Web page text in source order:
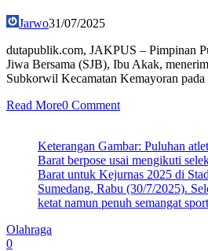
Jarwo31/07/2025
dutapublik.com, JAKPUS – Pimpinan
Jiwa Bersama (SJB), Ibu Akak,
Subkorwil Kecamatan Kemayoran pada
Read More0 Comment
Keterangan Gambar: Puluhan
Barat berpose usai mengikuti
Barat untuk Kejurnas 2025 di
Sumedang, Rabu (30/7/2025).
ketat namun penuh semangat
Olahraga
0